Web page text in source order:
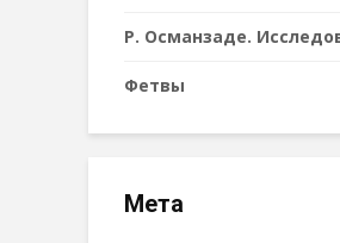
Р. Османзаде.
Фетвы
Мета